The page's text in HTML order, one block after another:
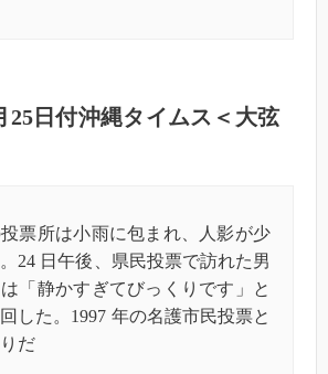
25日付沖縄タイムス＜大弦
票所は小雨に包まれ、人影が少
24 日午後、県民投票で訪れた男
「静かすぎてびっくりです」と
した。1997 年の名護市民投票と
だ